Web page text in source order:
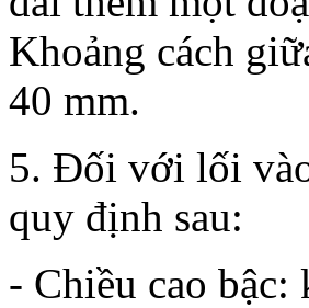
Khoảng cách
40 mm.
5. Đối với lối
quy định sau:
- Chiều cao